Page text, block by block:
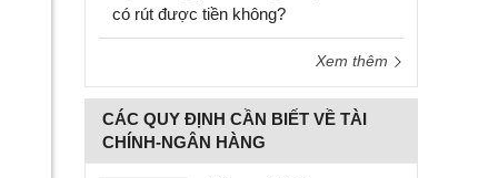
có rút được tiền không?
Xem thêm
CÁC QUY ĐỊNH CẦN BIẾT VỀ TÀI
CHÍNH-NGÂN HÀNG